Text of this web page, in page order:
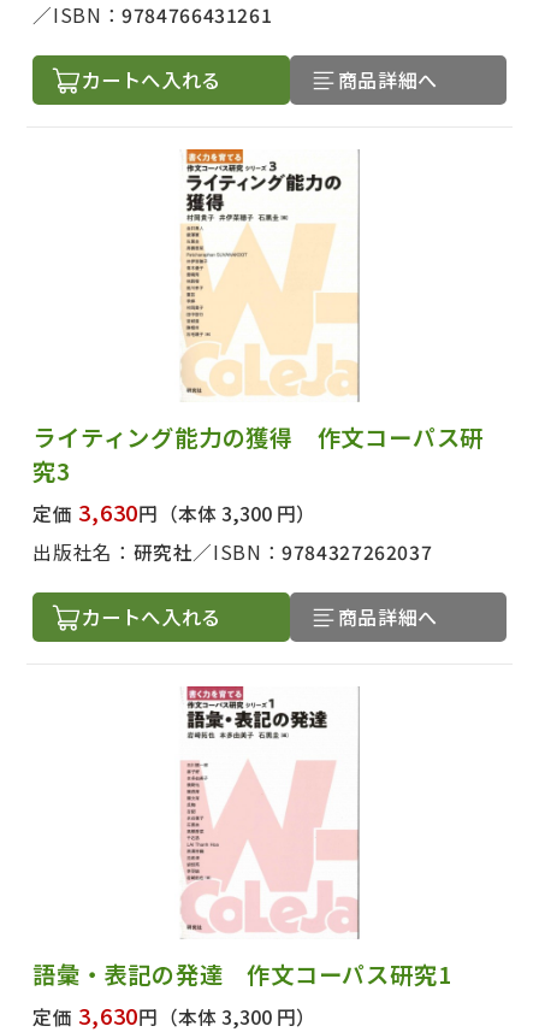
ISBN：9784766431261
カートへ入れる 商品詳細へ
ライティング能力の獲得 作文コーパス研
究3
定価 3,630円 （本体 3,300 円）
出版社名： 研究社 ISBN：9784327262037
カートへ入れる 商品詳細へ
語彙・表記の発達 作文コーパス研究1
定価 3,630円 （本体 3,300 円）